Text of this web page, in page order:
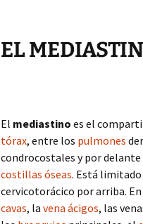
EL
El mediastino es el
tórax, entre los pulmones
condrocostales y por delante
costillas óseas. Está
cervicotorácico por arriba.
cavas, la vena ácigos, las